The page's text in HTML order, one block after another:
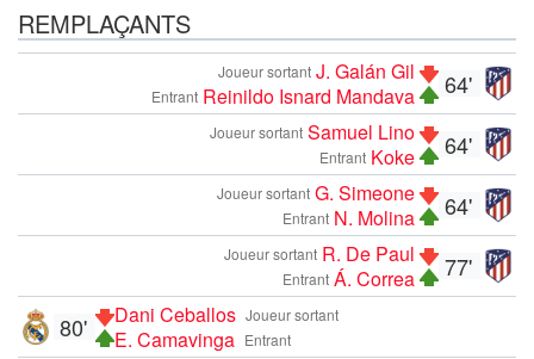
REMPLAÇANTS
64'
Joueur sortant J. Galán Gil
Entrant Reinildo Isnard Mandava
64'
Joueur sortant Samuel Lino
Entrant Koke
64'
Joueur sortant G. Simeone
Entrant N. Molina
77'
Joueur sortant R. De Paul
Entrant Á. Correa
Joueur sortant
Dani Ceballos
Entrant
E. Camavinga
80'